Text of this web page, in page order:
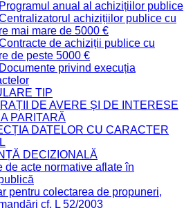
anual al achizițiilor publice
achizițiilor publice cu
mai mare de 5000 €
de achiziții publice cu
de peste 5000 €
privind execuția
TIP
DE AVERE ȘI DE INTERESE
PARITARĂ
DATELOR CU CARACTER
DECIZIONALĂ
de acte normative aflate în
pentru colectarea de propuneri,
cf. L 52/2003